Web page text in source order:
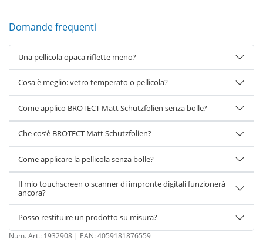
Domande frequenti
Una pellicola opaca riflette meno?
Cosa è meglio: vetro temperato o pellicola?
Come applico BROTECT Matt Schutzfolien senza bolle?
Che cos’è BROTECT Matt Schutzfolien?
Come applicare la pellicola senza bolle?
Il mio touchscreen o scanner di impronte digitali funzionerà
ancora?
Posso restituire un prodotto su misura?
Num. Art.: 1932908 | EAN:4059181876559